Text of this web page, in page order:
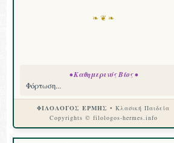
❧ ❦ ❧
• Καθημερινός Βίος •
Φόρτωση...
ΦΙΛΟΛΟΓΟΣ ΕΡΜΗΣ • Κλασική Παιδεία
Copyrights © filologos-hermes.info